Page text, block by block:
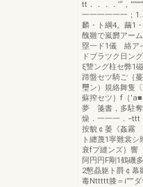
tt．．．．’“，
一一一一一一；
麟・ト綱4。繭1
醜雛で嵐欝アー
塁一ド1儀 絡ア
ドブラツク日
ξ讐ング柱セ弊1
蹄盤セツ騎ご｛
璽ン）規絡舞隻
蘇搾セツ｝f｛
夢 箋書，多駐
燥．一一一．−ttt
按貌￠萎《姦
ト纏蔑1寧難裳
衰fプ縫ンズ｝
阿円円F剛1鶴磯
2懇贔躯ト爵
毒Nttttt膝＝i””’